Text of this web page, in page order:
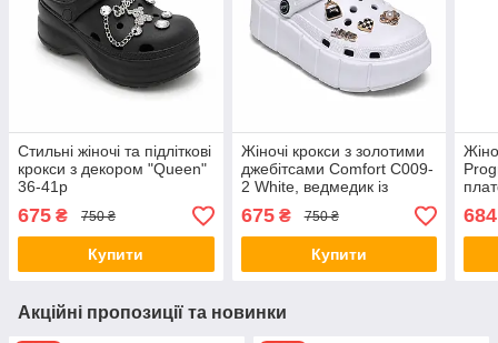
Стильні жіночі та підліткові
крокси з декором "Queen"
36-41р
675 ₴ 750 ₴
Купити
Жіночі крокси з золотими
джебітсами Comfort C009-
2 White, ведмедик із
675₴ 750 ₴
Купити
684
Акційні пропозиції та новинки